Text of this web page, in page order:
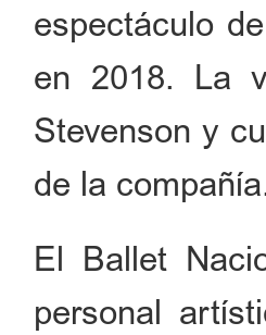
espectáculo
en 2018. La
Stevenson y
de la
El Ballet
personal